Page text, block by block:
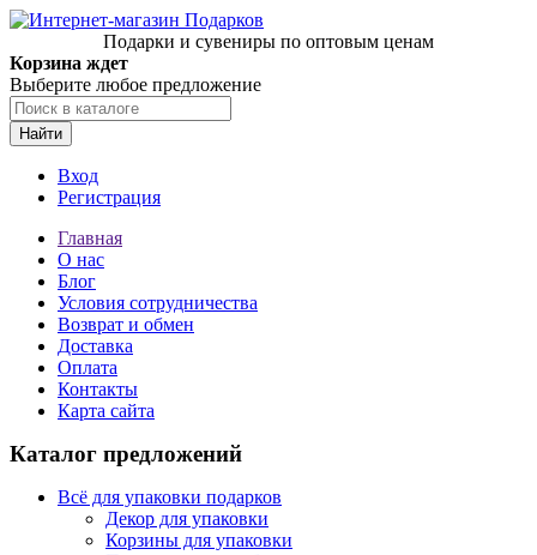
Подарки и сувениры по оптовым ценам
Корзина ждет
Выберите любое предложение
Найти
Вход
Регистрация
Главная
О нас
Блог
Условия сотрудничества
Возврат и обмен
Доставка
Оплата
Контакты
Карта сайта
Каталог предложений
Всё для упаковки подарков
Декор для упаковки
Корзины для упаковки